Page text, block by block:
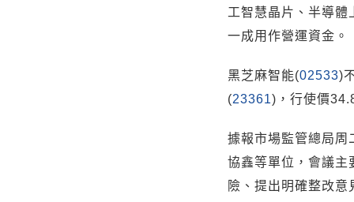
工智慧晶片、半導體
一成用作營運資金。
黑芝麻智能(02533)
(23361)，行使價
據報市場監管總局周
協鑫等單位，會議主
險、提出明確整改